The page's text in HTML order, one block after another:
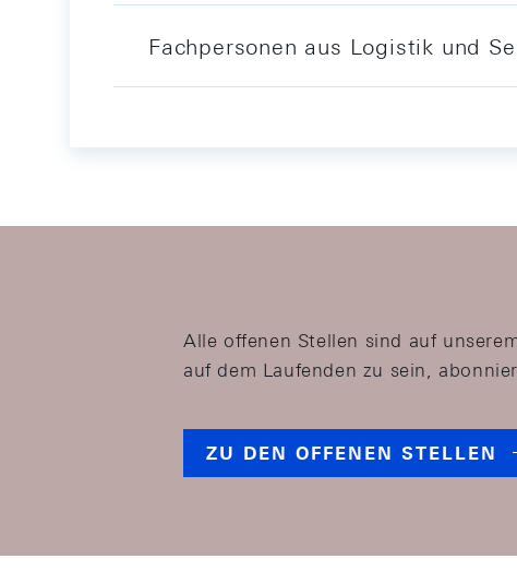
Fachpersonen aus Logistik und
Alle offenen Stellen sind auf
auf dem Laufenden zu sein,
ZU DEN OFFENEN STELLEN